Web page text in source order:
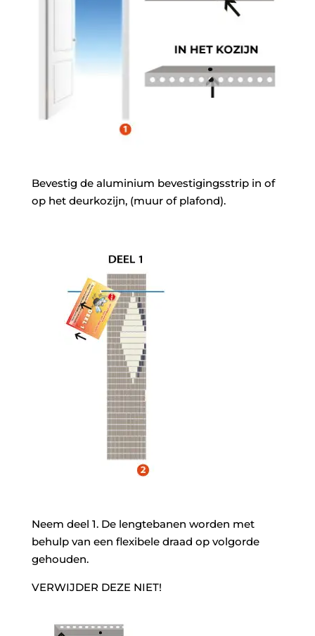
Bevestig de aluminium bevestigingsstrip in of
op het deurkozijn, (muur of plafond).
Neem deel 1. De lengtebanen worden met
behulp van een flexibele draad op volgorde
gehouden.
VERWIJDER DEZE NIET!